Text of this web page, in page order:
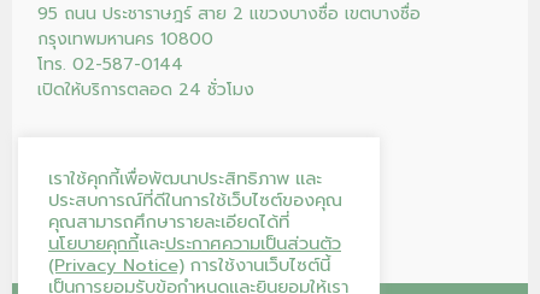
95 ถนน ประชาราษฎร์ สาย 2 แขวงบางซื่อ เขตบางซื่อ
กรุงเทพมหานคร 10800
โทร. 02-587-0144
เปิดให้บริการตลอด 24 ชั่วโมง
เราใช้คุกกี้เพื่อพัฒนาประสิทธิภาพ และ
ประสบการณ์ที่ดีในการใช้เว็บไซต์ของคุณ
คุณสามารถศึกษารายละเอียดได้ที่
นโยบายคุกกี้และประกาศความเป็นส่วนตัว
(Privacy Notice) การใช้งานเว็บไซต์นี้
เป็นการยอมรับข้อกำหนดและยินยอมให้เรา